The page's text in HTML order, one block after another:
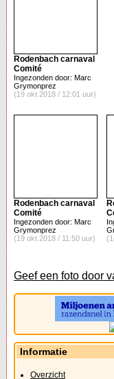
Rodenbach carnaval
Comité
Ingezonden door: Marc
Grymonprez
(19 okt 2018 / 12:01 uur)
Rodenbach carnaval
Comité
Ingezonden door: Marc
Grymonprez
(19 okt 2018 / 11:50 uur)
Geef een foto door
Informatie
Overzicht